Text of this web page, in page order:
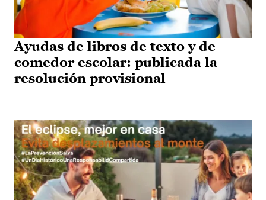
Ayudas de libros de texto y de
comedor escolar: publicada la
resolución provisional